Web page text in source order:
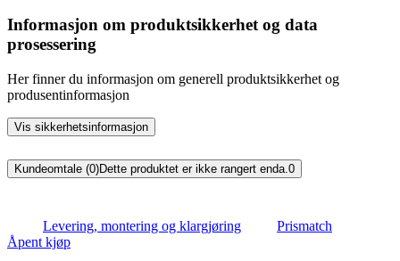
Informasjon om produktsikkerhet og data
prosessering
Her finner du informasjon om generell produktsikkerhet og
produsentinformasjon
Vis sikkerhetsinformasjon
Kundeomtale (0)Dette produktet er ikke rangert enda. 0
Levering, montering og klargjøring
Prismatch
Åpent kjøp